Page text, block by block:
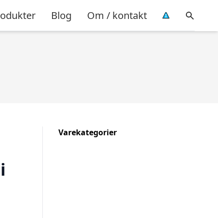
Blog Om / kontakt
Varekategorier